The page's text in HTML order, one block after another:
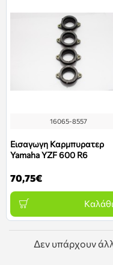
16065-8557
Εισαγωγη Καρμπυρατερ
Yamaha YZF 600 R6
70,75€
Καλάθι
Δεν υπάρχουν